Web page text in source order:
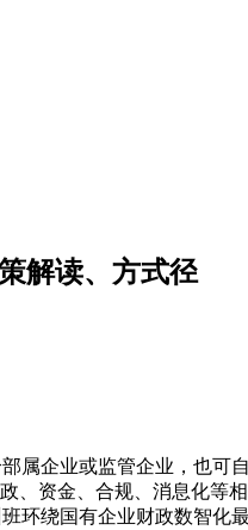
解读、方式径
企业或监管企业，也可
、资金、合规、消息化等
环绕国有企业财政数智化